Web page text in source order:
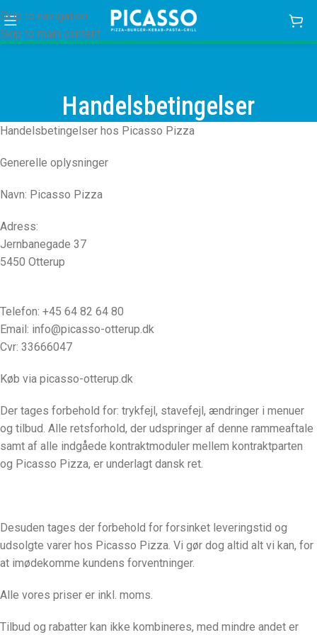
Skip to navigation
Skip to main content
Handelsbetingelser
Handelsbetingelser hos Picasso Pizza
Generelle oplysninger
Navn: Picasso Pizza
Adress:
Jernbanegade 37
5450 Otterup
Telefon: +45 64 82 64 80
Email : info@picasso-otterup.dk
Cvr: 33666047
Køb via picasso-otterup.dk
Der tages forbehold for: trykfejl, stavefejl, ændringer i menuer
og tilbud. Alle retsforhold, der udspringer af denne rammeaftale
samt af alle indgåede kontraktmoduler mellem kontraktparten
og Picasso Pizza, er underlagt dansk ret.
Desuden tages der forbehold for forsinket leveringstid og
udsolgte varer hos Picasso Pizza. Vi gør dog altid alt vi kan, for
at imødekomme kundens forventninger.
Alle vores priser er inkl. moms.
Tilbud og rabatter kan ikke kombineres, med mindre andet er